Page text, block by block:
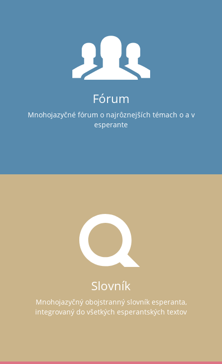
Fórum
Mnohojazyčné fórum o najrôznejších témach o a v
esperante
Slovník
Mnohojazyčný obojstranný slovník esperanta,
integrovaný do všetkých esperantských textov